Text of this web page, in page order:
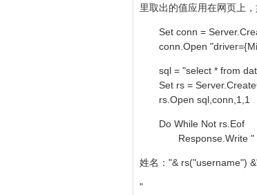
里取出的值应用在网页上
Set conn =
conn.Open
sql = "select * from
Set rs =
rs.Open sql,conn,1,1
Do While Not rs.Eof
Response.Write "
姓名："& rs("username")
"